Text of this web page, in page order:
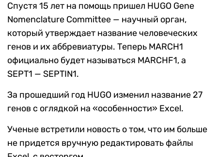
Спустя 15 лет на помощь пришел HUGO Gene
Nomenclature Committee — научный орган,
который утверждает название человеческих
генов и их аббревиатуры. Теперь MARCH1
официально будет называться MARCHF1, а
SEPT1 — SEPTIN1.
За прошедший год HUGO изменил название 27
генов с оглядкой на «особенности» Excel.
Ученые встретили новость о том, что им больше
не придется вручную редактировать файлы